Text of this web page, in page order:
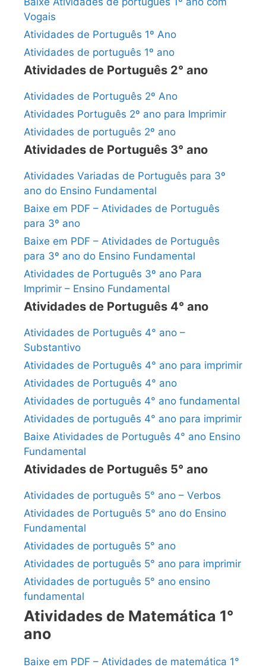
Vogais
Atividades de Português 1º Ano
Atividades de português 1º ano
Atividades de Português 2° ano
Atividades de Português 2º Ano
Atividades Português 2º ano para Imprimir
Atividades de português 2º ano
Atividades de Português 3° ano
Atividades Variadas de Português para 3º
ano do Ensino Fundamental
Baixe em PDF – Atividades de Português
para 3º ano
Baixe em PDF – Atividades de Português
para 3º ano do Ensino Fundamental
Atividades de Português 3º ano Para
Imprimir – Ensino Fundamental
Atividades de Português 4° ano
Atividades de Português 4° ano –
Substantivo
Atividades de Português 4° ano para imprimir
Atividades de Português 4° ano
Atividades de português 4° ano fundamental
Atividades de português 4° ano para imprimir
Baixe Atividades de Português 4° ano Ensino
Fundamental
Atividades de Português 5° ano
Atividades de português 5° ano – Verbos
Atividades de Português 5° ano do Ensino
Fundamental
Atividades de português 5° ano
Atividades de português 5° ano para imprimir
Atividades de português 5° ano ensino
fundamental
Atividades de Matemática 1°
ano
Baixe em PDF – Atividades de matemática 1°